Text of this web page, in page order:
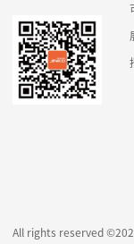
All rights reserved